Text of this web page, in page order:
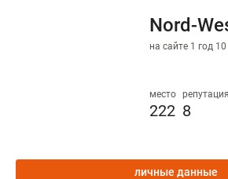
Nord-
на сайте 1 год
место
222
репутация
8
личные данные